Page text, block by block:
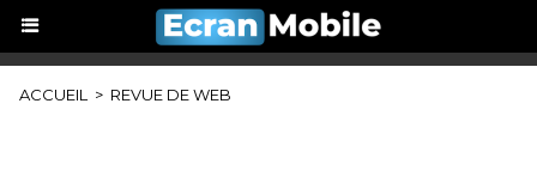
ACCUEIL > REVUE DE WEB